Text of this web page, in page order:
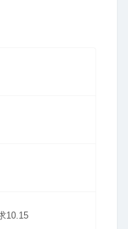
10.15